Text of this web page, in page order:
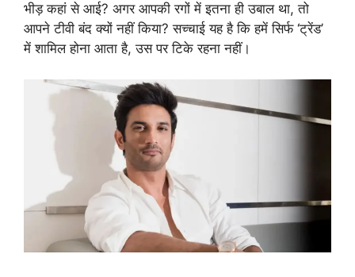
भीड़ कहां से आई? अगर आपकी रगों में इतना ही उबाल था, तो
आपने टीवी बंद क्यों नहीं किया? सच्चाई यह है कि हमें सिर्फ ‘ट्रेंड’
में शामिल होना आता है, उस पर टिके रहना नहीं।